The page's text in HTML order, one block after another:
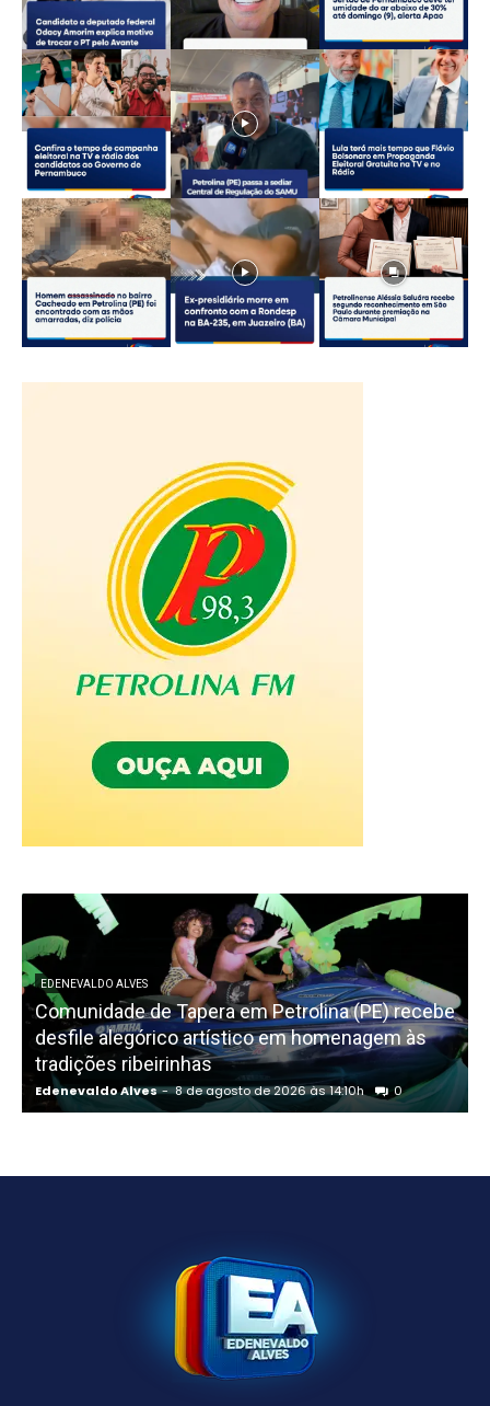
EDENEVALDO ALVES
Comunidade de Tapera em Petrolina (PE) recebe
desfile alegórico artístico em homenagem às
tradições ribeirinhas
Edenevaldo Alves - 8 de agosto de 2026 às 14:10h 0